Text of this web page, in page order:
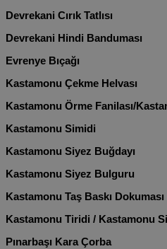
Devrekani Cırık Tatlısı
Devrekani Hindi Banduması
Evrenye Bıçağı
Kastamonu Çekme Helvası
Kastamonu Örme Fanilası/
Kastamonu Simidi
Kastamonu Siyez Buğdayı
Kastamonu Siyez Bulguru
Kastamonu Taş Baskı Dokuması
Kastamonu Tiridi / Kastamonu
Pınarbaşı Kara Çorba